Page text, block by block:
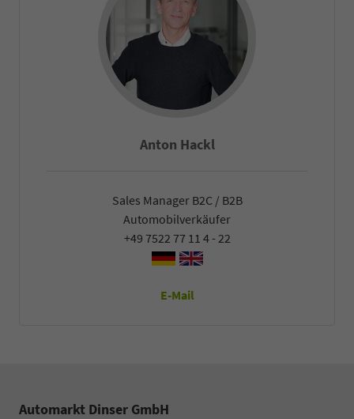
Falco Heck
Sales Manager B2C / B2B
Automobilverkäufer
+49 7522 77 11 4 - 22
E-Mail
Automarkt Dinser GmbH